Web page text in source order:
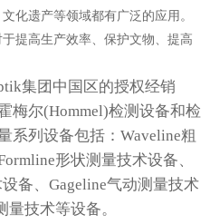
化遗产等领域都有广泛的应用。
提高生产效率、保护文物、提高
集团中国区的授权经销
梅尔(Hommel)检测设备和检
系列设备包括：Waveline粗
形状测量技术设备、
备、Gageline气动测量技术
技术等设备。